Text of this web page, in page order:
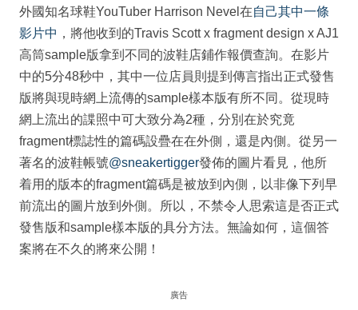
外國知名球鞋YouTuber Harrison Nevel在自己其中一條
影片中 ，將他收到的Travis Scott x fragment design x AJ1
高筒sample版拿到不同的波鞋店鋪作報價查詢。在影片
中的5分48秒中，其中一位店員則提到傳言指出正式發售
版將與現時網上流傳的sample樣本版有所不同。從現時
網上流出的諜照中可大致分為2種，分別在於究竟
fragment標誌性的篇碼設疊在在外側，還是內側。從另一
著名的波鞋帳號@sneakertigger發佈的圖片看見，他所
着用的版本的fragment篇碼是被放到內側，以非像下列早
前流出的圖片放到外側。所以，不禁令人思索這是否正式
發售版和sample樣本版的具分方法。無論如何，這個答
案將在不久的將來公開！
廣告